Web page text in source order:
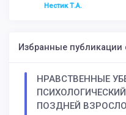
Нестик Т.А.
Избранные публикации
НРАВСТВЕННЫЕ
ПОЗДНЕЙ